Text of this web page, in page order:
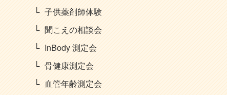
子供薬剤師体験
聞こえの相談会
InBody 測定会
骨健康測定会
血管年齢測定会